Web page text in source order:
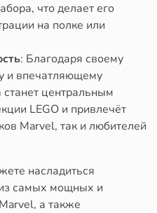
что делает его
на полке или
: Благодаря своему
и впечатляющему
центральным
LEGO и привлечёт
Marvel, так и любителей
насладиться
самых мощных и
а также